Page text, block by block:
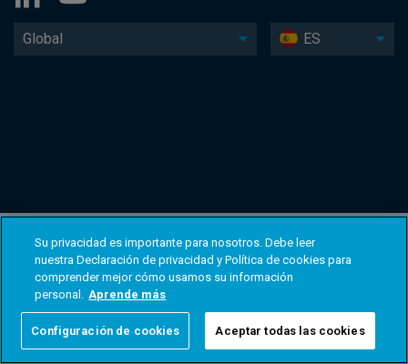
Global ES
Su privacidad es importante para nosotros. Debe leer
nuestra Declaración de privacidad y Política de cookies para
comprender mejor cómo usamos su información
personal. Aprende más
Configuración de cookies Aceptar todas las cookies